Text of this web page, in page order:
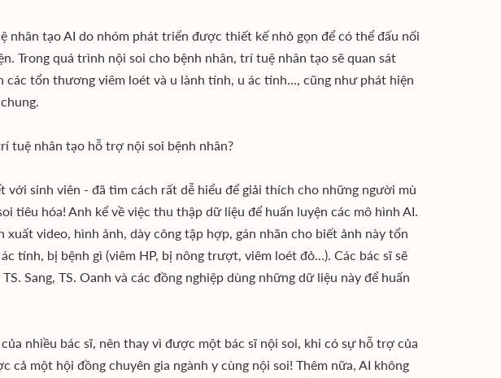
nhân tạo AI do nhóm phát triển được thiết kế nhỏ gọn để có thể đấu nối
Trong quá trình nội soi cho bệnh nhân, trí tuệ nhân tạo sẽ quan sát
các tổn thương viêm loét và u lành tính, u ác tính…, cũng như phát hiện
tuệ nhân tạo hỗ trợ nội soi bệnh nhân?
với sinh viên - đã tìm cách rất dễ hiểu để giải thích cho những người mù
tiêu hóa! Anh kể về việc thu thập dữ liệu để huấn luyện các mô hình AI.
xuất video, hình ảnh, dày công tập hợp, gán nhãn cho biết ảnh này tổn
tính, bị bệnh gì (viêm HP, bị nông trượt, viêm loét đỏ…). Các bác sĩ sẽ
Sang, TS. Oanh và các đồng nghiệp dùng những dữ liệu này để huấn
nhiều bác sĩ, nên thay vì được một bác sĩ nội soi, khi có sự hỗ trợ của
cả một hội đồng chuyên gia ngành y cùng nội soi! Thêm nữa, AI không